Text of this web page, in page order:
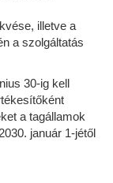
illetve a
a szolgáltatás
30-ig kell
a tagállamok
január 1-jétől